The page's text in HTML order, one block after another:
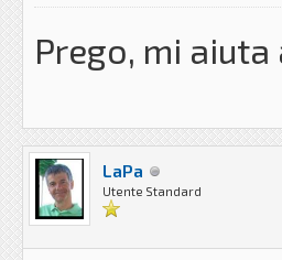
Prego, mi
LaPa
Utente Standard